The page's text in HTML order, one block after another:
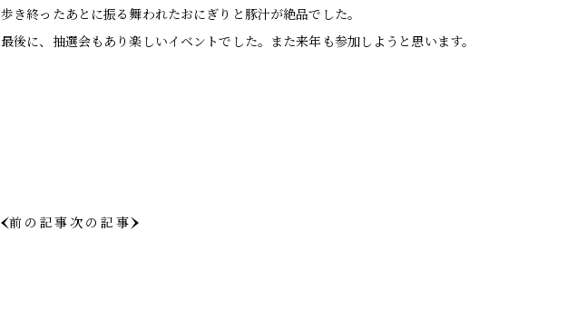
歩き終ったあとに振る舞われたおにぎりと豚汁が絶品でした。
最後に、抽選会もあり楽しいイベントでした。また来年も参加しようと思います。
前の記事次の記事